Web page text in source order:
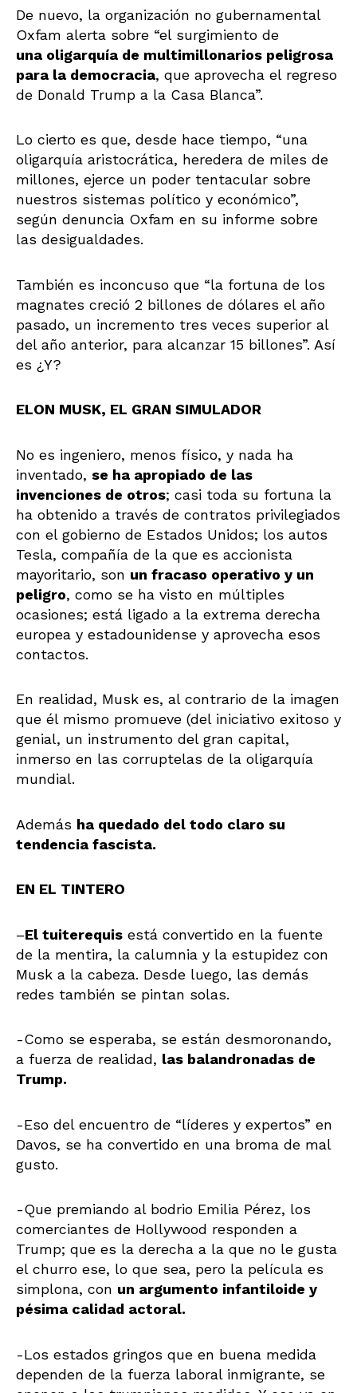
De nuevo, la organización no gubernamental
Oxfam alerta sobre “el surgimiento de
una oligarquía de multimillonarios peligrosa
para la democracia, que aprovecha el regreso
de Donald Trump a la Casa Blanca”.
Lo cierto es que, desde hace tiempo, “una
oligarquía aristocrática, heredera de miles de
millones, ejerce un poder tentacular sobre
nuestros sistemas político y económico”,
según denuncia Oxfam en su informe sobre
las desigualdades.
También es inconcuso que “la fortuna de los
magnates creció 2 billones de dólares el año
pasado, un incremento tres veces superior al
del año anterior, para alcanzar 15 billones”. Así
es ¿Y?
ELON MUSK, EL GRAN SIMULADOR
No es ingeniero, menos físico, y nada ha
inventado, se ha apropiado de las
invenciones de otros; casi toda su fortuna la
ha obtenido a través de contratos privilegiados
con el gobierno de Estados Unidos; los autos
Tesla, compañía de la que es accionista
mayoritario, son un fracaso operativo y un
peligro, como se ha visto en múltiples
ocasiones; está ligado a la extrema derecha
europea y estadounidense y aprovecha esos
contactos.
En realidad, Musk es, al contrario de la imagen
que él mismo promueve (del iniciativo exitoso y
genial, un instrumento del gran capital,
inmerso en las corruptelas de la oligarquía
mundial.
Además ha quedado del todo claro su
tendencia fascista.
EN EL TINTERO
–El tuiterequis está convertido en la fuente
de la mentira, la calumnia y la estupidez con
Musk a la cabeza. Desde luego, las demás
redes también se pintan solas.
-Como se esperaba, se están desmoronando,
a fuerza de realidad, las balandronadas de
Trump.
-Eso del encuentro de “líderes y expertos” en
Davos, se ha convertido en una broma de mal
gusto.
-Que premiando al bodrio Emilia Pérez, los
comerciantes de Hollywood responden a
Trump; que es la derecha a la que no le gusta
el churro ese, lo que sea, pero la película es
simplona, con un argumento infantiloide y
pésima calidad actoral.
-Los estados gringos que en buena medida
dependen de la fuerza laboral inmigrante, se